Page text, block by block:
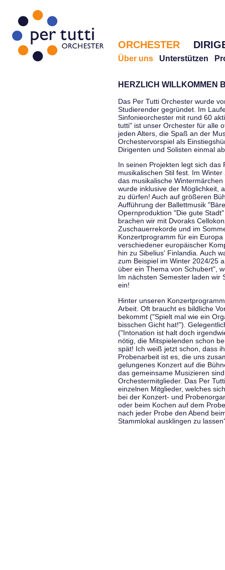
ORCHESTER
Über uns Unterstützen
HERZLICH WILLKOMMEN
Das Per Tutti Orchester wurde
Studierender gegründet. Im
Sinfonieorchester mit rund 60
tutti" ist unser Orchester für alle
jeden Alters, die Spaß an der
Orchestervorspiel als
Dirigenten und Solisten einmal
In seinen Projekten legt sich das
musikalischen Stil fest. Im
das musikalische
wurde inklusive der Möglichkeit,
zu dürfen! Auch auf größeren
Aufführung der Ballettmusik
Opernproduktion "Die gute
brachen wir mit Dvoraks
Zuschauerrekorde und im
Konzertprogramm für ein
verschiedener europäischer
hin zu Sibelius' Finlandia. Auch
zum Beispiel im Winter 2024/25
über ein Thema von Schubert",
Im nächsten Semester laden wir
ein!
Hinter unseren
Arbeit. Oft braucht es bildliche
bekommt ("Spielt mal wie ein
bisschen Gicht hat!").
("Intonation ist halt doch
nötig, die Mitspielenden schon
spät! Ich weiß jetzt schon, dass
Probenarbeit ist es, die uns
gelungenes Konzert auf die
das gemeinsame Musizieren
Orchestermitglieder. Das Per
einzelnen Mitglieder, welches
bei der Konzert- und
oder beim Kochen auf dem
nach jeder Probe den Abend
Stammlokal ausklingen zu